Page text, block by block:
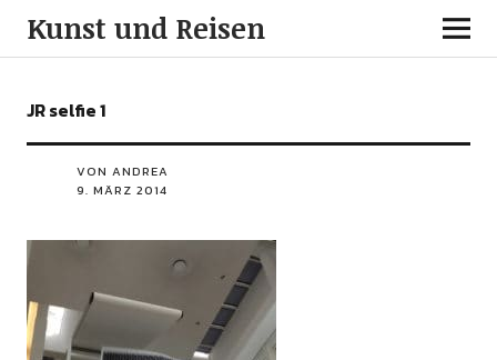
Kunst und Reisen
JR selfie 1
VON ANDREA
9. MÄRZ 2014